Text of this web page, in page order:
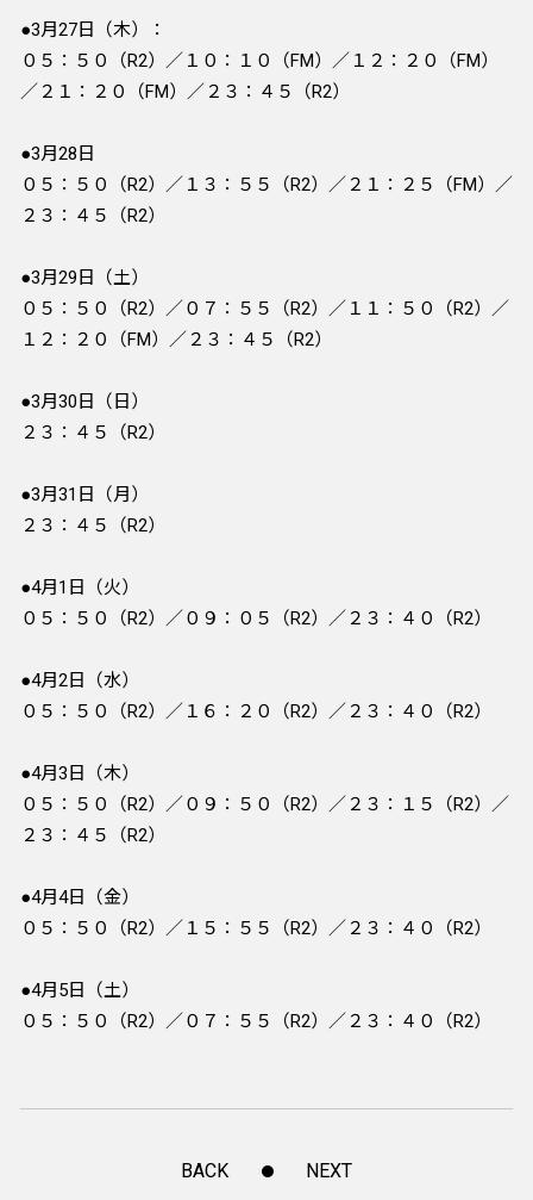
●3月27日（木）：
０５：５０（R2）／１０：１０（FM）／１２：２０（FM）
／２１：２０（FM）／２３：４５（R2）
●3月28日
０５：５０（R2）／１３：５５（R2）／２１：２５（FM）／
２３：４５（R2）
●3月29日（土）
０５：５０（R2）／０７：５５（R2）／１１：５０（R2）／
１２：２０（FM）／２３：４５（R2）
●3月30日（日）
２３：４５（R2）
●3月31日（月）
２３：４５（R2）
●4月1日（火）
０５：５０（R2）／０９：０５（R2）／２３：４０（R2）
●4月2日（水）
０５：５０（R2）／１６：２０（R2）／２３：４０（R2）
●4月3日（木）
０５：５０（R2）／０９：５０（R2）／２３：１５（R2）／
２３：４５（R2）
●4月4日（金）
０５：５０（R2）／１５：５５（R2）／２３：４０（R2）
●4月5日（土）
０５：５０（R2）／０７：５５（R2）／２３：４０（R2）
BACK NEXT